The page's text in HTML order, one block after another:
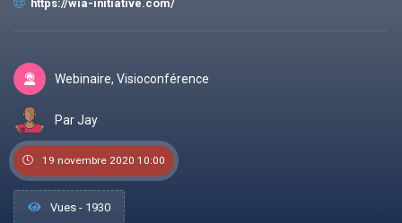
https://wia-initiative.com/
Webinaire, Visioconférence
Par Jay
19 novembre 2020 10:00
Vues - 1930